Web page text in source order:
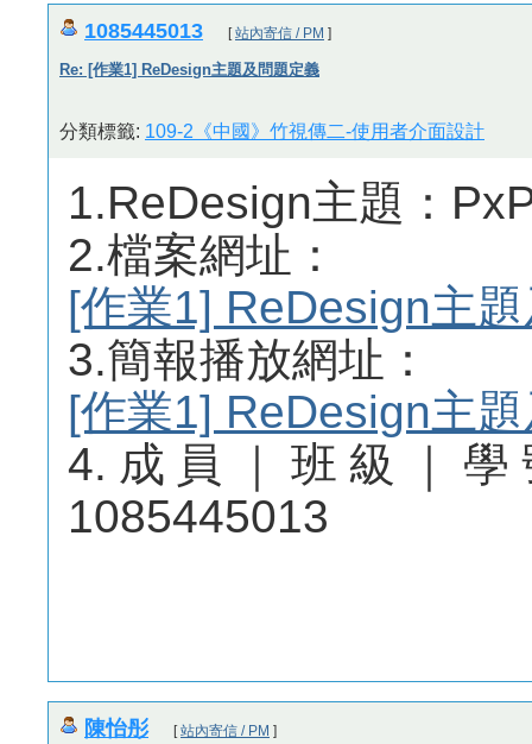
1085445013 [站內寄信 / PM ]
Re: [作業1] ReDesign主題及問題定義
分類標籤: 109-2《中國》竹視傳二-使用者介面設計
1.ReDesign主題：
2.檔案網址：
[作業1] ReDesign主
3.簡報播放網址：
[作業1] ReDesign主
4.成員｜班級｜
1085445013
陳怡彤 [站內寄信 / PM ]